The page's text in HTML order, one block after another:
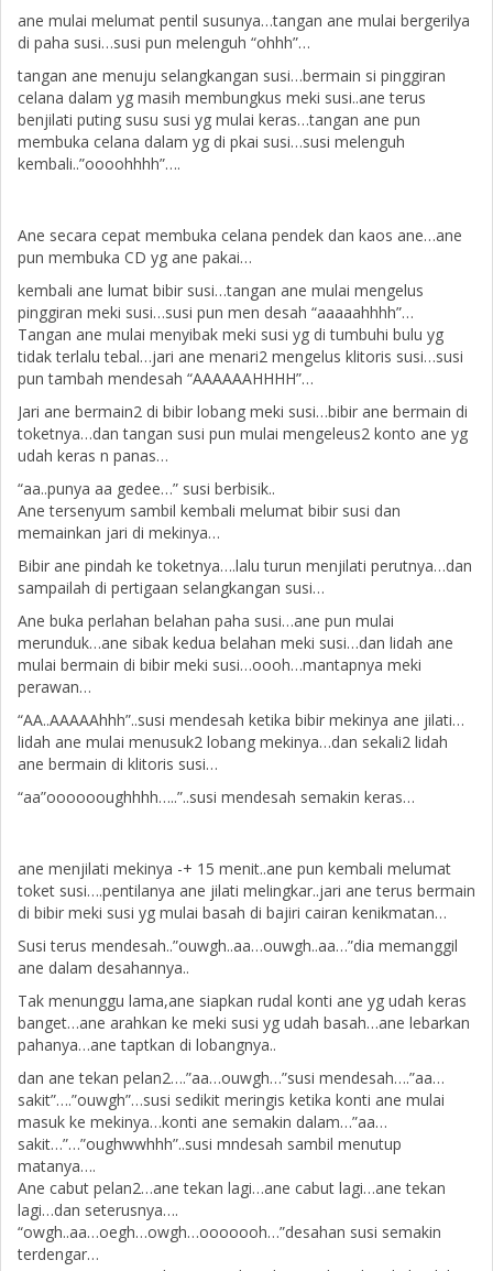
ane mulai melumat pentil susunya…tangan ane mulai bergerilya
di paha susi…susi pun melenguh “ohhh”…
tangan ane menuju selangkangan susi…bermain si pinggiran
celana dalam yg masih membungkus meki susi..ane terus
benjilati puting susu susi yg mulai keras…tangan ane pun
membuka celana dalam yg di pkai susi…susi melenguh
kembali..”oooohhhh”….
Ane secara cepat membuka celana pendek dan kaos ane…ane
pun membuka CD yg ane pakai…
kembali ane lumat bibir susi…tangan ane mulai mengelus
pinggiran meki susi…susi pun men desah “aaaaahhhh”…
Tangan ane mulai menyibak meki susi yg di tumbuhi bulu yg
tidak terlalu tebal…jari ane menari2 mengelus klitoris susi…susi
pun tambah mendesah “AAAAAAHHHH”…
Jari ane bermain2 di bibir lobang meki susi…bibir ane bermain di
toketnya…dan tangan susi pun mulai mengeleus2 konto ane yg
udah keras n panas…
“aa..punya aa gedee…” susi berbisik..
Ane tersenyum sambil kembali melumat bibir susi dan
memainkan jari di mekinya…
Bibir ane pindah ke toketnya….lalu turun menjilati perutnya…dan
sampailah di pertigaan selangkangan susi…
Ane buka perlahan belahan paha susi…ane pun mulai
merunduk…ane sibak kedua belahan meki susi…dan lidah ane
mulai bermain di bibir meki susi…oooh…mantapnya meki
perawan…
“AA..AAAAAhhh”..susi mendesah ketika bibir mekinya ane jilati…
lidah ane mulai menusuk2 lobang mekinya…dan sekali2 lidah
ane bermain di klitoris susi…
“aa”ooooooughhhh…..”..susi mendesah semakin keras…
ane menjilati mekinya -+ 15 menit..ane pun kembali melumat
toket susi….pentilanya ane jilati melingkar..jari ane terus bermain
di bibir meki susi yg mulai basah di bajiri cairan kenikmatan…
Susi terus mendesah..”ouwgh..aa…ouwgh..aa…”dia memanggil
ane dalam desahannya..
Tak menunggu lama,ane siapkan rudal konti ane yg udah keras
banget…ane arahkan ke meki susi yg udah basah…ane lebarkan
pahanya…ane taptkan di lobangnya..
dan ane tekan pelan2….”aa…ouwgh…”susi mendesah….”aa…
sakit”….”ouwgh”…susi sedikit meringis ketika konti ane mulai
masuk ke mekinya…konti ane semakin dalam…”aa…
sakit…”…”oughwwhhh”..susi mndesah sambil menutup
matanya….
Ane cabut pelan2…ane tekan lagi…ane cabut lagi…ane tekan
lagi…dan seterusnya….
“owgh..aa…oegh…owgh…ooooooh…”desahan susi semakin
terdengar…